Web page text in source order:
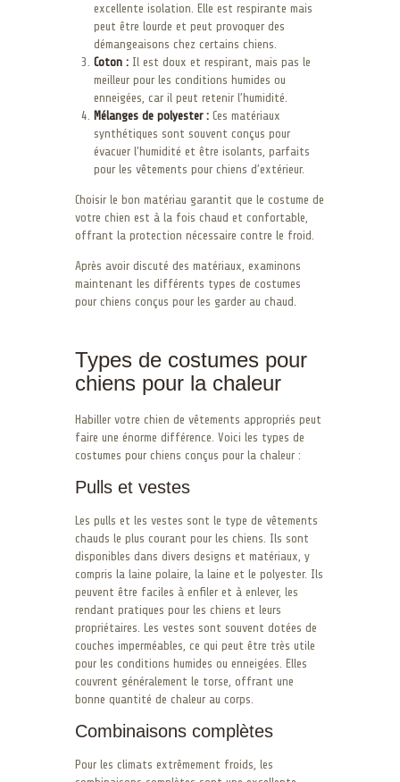
excellente isolation. Elle est respirante mais
peut être lourde et peut provoquer des
démangeaisons chez certains chiens.
Coton : Il est doux et respirant, mais pas le
meilleur pour les conditions humides ou
enneigées, car il peut retenir l’humidité.
Mélanges de polyester : Ces matériaux
synthétiques sont souvent conçus pour
évacuer l’humidité et être isolants, parfaits
pour les vêtements pour chiens d’extérieur.
Choisir le bon matériau garantit que le costume de
votre chien est à la fois chaud et confortable,
offrant la protection nécessaire contre le froid.
Après avoir discuté des matériaux, examinons
maintenant les différents types de costumes
pour chiens conçus pour les garder au chaud.
Types de costumes pour
chiens pour la chaleur
Habiller votre chien de vêtements appropriés peut
faire une énorme différence. Voici les types de
costumes pour chiens conçus pour la chaleur :
Pulls et vestes
Les pulls et les vestes sont le type de vêtements
chauds le plus courant pour les chiens. Ils sont
disponibles dans divers designs et matériaux, y
compris la laine polaire, la laine et le polyester. Ils
peuvent être faciles à enfiler et à enlever, les
rendant pratiques pour les chiens et leurs
propriétaires. Les vestes sont souvent dotées de
couches imperméables, ce qui peut être très utile
pour les conditions humides ou enneigées. Elles
couvrent généralement le torse, offrant une
bonne quantité de chaleur au corps.
Combinaisons complètes
Pour les climats extrêmement froids, les